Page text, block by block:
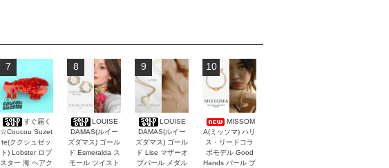
7
すぐ届く
☆Coucou Suzet
te(ククシュゼッ
ト) Lobster ロブ
スター 海 ヘアク
8
LOUISE
DAMAS(ルイー
ズダマス) ゴール
ド Esmeralda ス
モール ツイスト
9
LOUISE
DAMAS(ルイー
ズダマス) ゴール
ド Lise マザーオ
ブパール メダル
10
MISSOM
A(ミッソマ) ハリ
ス・リードコラ
ボモデル Good
Hands パール ブ